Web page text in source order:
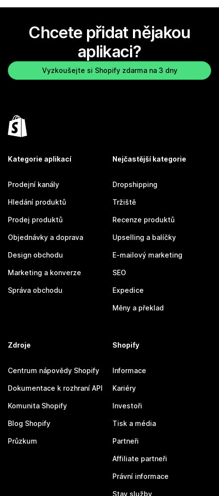
Chcete přidat nějakou
aplikaci?
Vyzkoušejte si Shopify zdarma na 3 dny
Kategorie aplikací
Prodejní kanály
Hledání produktů
Prodej produktů
Objednávky a doprava
Design obchodu
Marketing a konverze
Správa obchodu
Nejčastější kategorie
Dropshipping
Tržiště
Recenze produktů
Upselling a balíčky
E-mailový marketing
SEO
Expedice
Měny a překlad
Zdroje
Centrum nápovědy Shopify
Dokumentace k rozhraní API
Komunita Shopify
Blog Shopify
Průzkum
Shopify
Informace
Kariéry
Investoři
Tisk a média
Partneři
Affiliate partneři
Právní informace
Stav služby